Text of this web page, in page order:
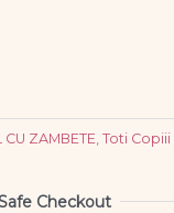
CU ZAMBETE ,Toti Copiii
Checkout